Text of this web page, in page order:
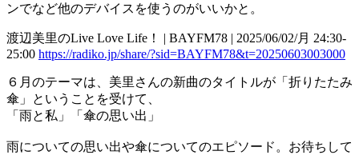
ンでなど他のデバイスを使うのがいいかと。
渡辺美里のLive Love Life！ | BAYFM78 | 2025/06/02/月 24:30-
25:00 https://radiko.jp/share/?sid=BAYFM78&t=20250603003000
６月のテーマは、美里さんの新曲のタイトルが「折りたたみ
傘」ということを受けて、
「雨と私」「傘の思い出」
雨についての思い出や傘についてのエピソード。お待ちして